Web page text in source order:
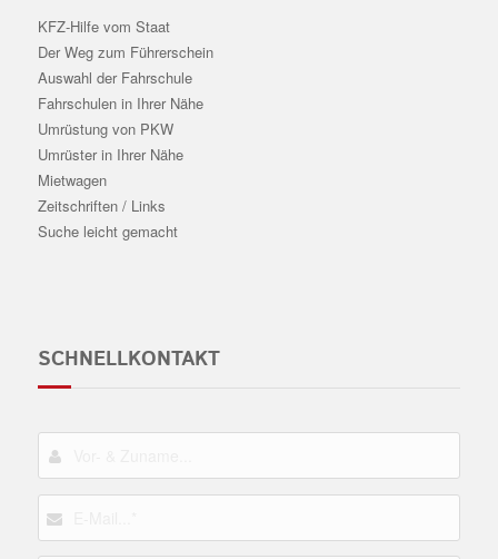
KFZ-Hilfe vom Staat
Der Weg zum Führerschein
Auswahl der Fahrschule
Fahrschulen in Ihrer Nähe
Umrüstung von PKW
Umrüster in Ihrer Nähe
Mietwagen
Zeitschriften / Links
Suche leicht gemacht
SCHNELLKONTAKT